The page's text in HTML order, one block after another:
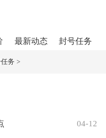
最新动态 封号任务
务 >
04-12